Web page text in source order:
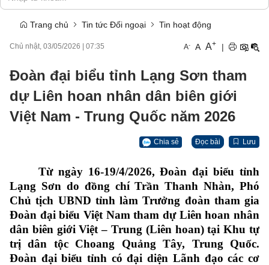
Trang chủ Tin tức Đối ngoại Tin hoạt động
Chủ nhật, 03/05/2026 07:35 A- A A+ |
Đoàn đại biểu tỉnh Lạng Sơn tham
dự Liên hoan nhân dân biên giới
Việt Nam - Trung Quốc năm 2026
Chia sẻ Đọc bài Lưu
Từ ngày 16-19/4/2026, Đoàn đại biểu tỉnh
Lạng Sơn do đồng chí Trần Thanh Nhàn, Phó
Chủ tịch UBND tỉnh làm Trưởng đoàn tham gia
Đoàn đại biểu Việt Nam tham dự Liên hoan nhân
dân biên giới Việt – Trung (Liên hoan) tại Khu tự
trị dân tộc Choang Quảng Tây, Trung Quốc.
Đoàn đại biểu tỉnh có đại diện Lãnh đạo các cơ